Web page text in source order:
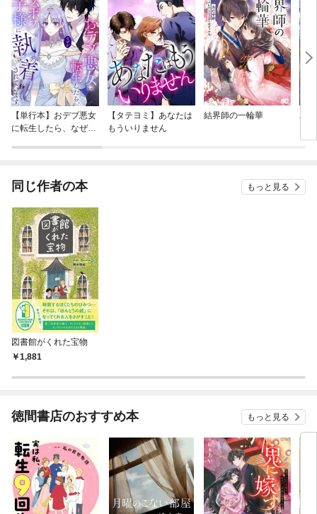
【単行本】おデブ悪女
に転生したら、なぜか
【タテヨミ】あなたは
もういりません
結界師の一輪華
バ
今
同じ作者の本 もっと見る
図書館がくれた宝物
1,881
徳間書店のおすすめ本 もっと見る